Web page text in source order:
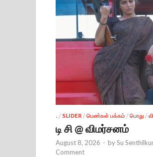
. / SLIDER / பெண்கள் பக்கம் / பொது /
டி சி @ விமர்சனம்
August 8, 2026 - bySu
Comment